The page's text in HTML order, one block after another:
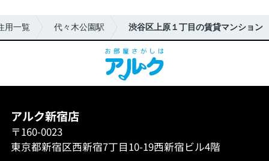
用一覧 代々木公園駅 渋谷区上原１丁目の賃貸マンション
アルク新宿店
〒160-0023
東京都新宿区西新宿7丁目10-19西新宿ビル4階